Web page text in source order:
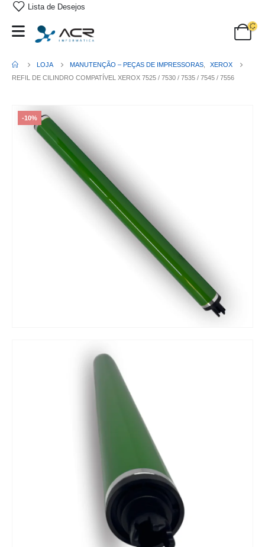
Lista de Desejos
LOJA MANUTENÇÃO – PEÇAS DE IMPRESSORAS
XEROX
REFIL DE CILINDRO COMPATÍVEL XEROX 7525 / 7530 / 7535 / 7545 / 7556
-10%